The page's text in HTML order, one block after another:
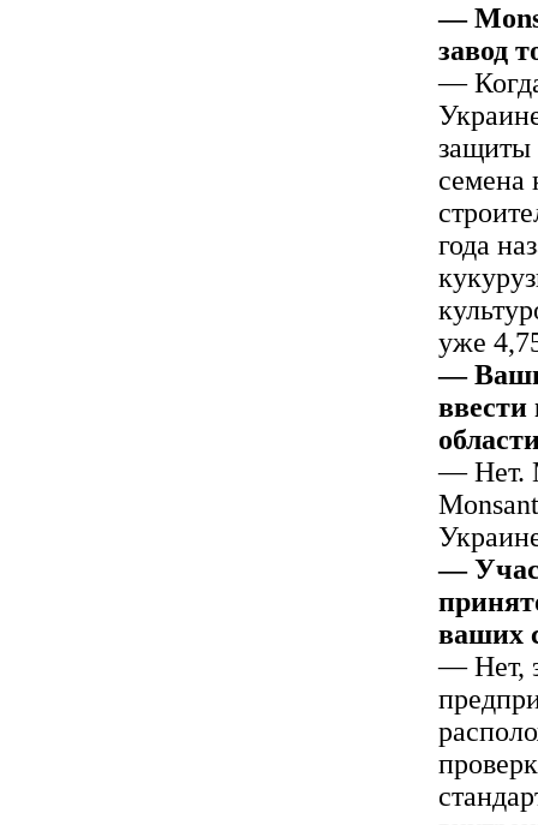
—
завод
—
защиты
семена
года
уже
— Ваши
ввести
— Нет.
—
ваших
— Нет,